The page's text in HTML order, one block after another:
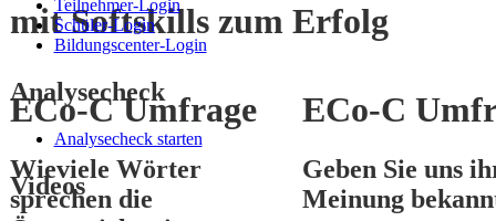
mitSoftskillszum Erfolg
ECo-C Umfrage
Wieviele Wörter
sprechen die
ECo-C
Geben Sie uns
Meinung
Teilnehmer-Login
Schüler-Login
Bildungscenter-Login
Analysecheck
Analysecheck starten
Videos